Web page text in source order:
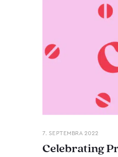
7. SEPTEMBRA 2022
Celebrating